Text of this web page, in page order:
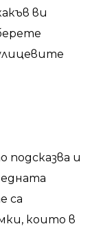
ви
и
са
които в